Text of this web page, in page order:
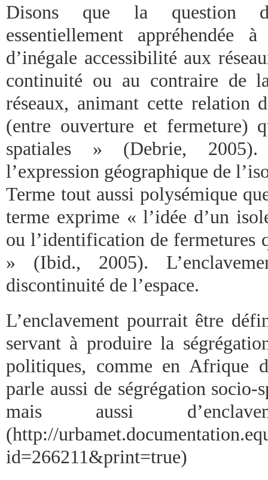
Disons que la question
essentiellement
d’inégale accessibilité aux
continuité ou au contraire de
réseaux, animant cette relation
(entre ouverture et fermeture)
spatiales » (Debrie, 2005).
l’expression géographique de
Terme tout aussi polysémique
terme exprime « l’idée d’un
ou l’identification de fermetures
» (Ibid., 2005).
discontinuité de l’espace.
L’enclavement pourrait être
servant à produire la
politiques, comme en Afrique
parle aussi de ségrégation socio-
mais aussi
(http://
id=266211&print=true)